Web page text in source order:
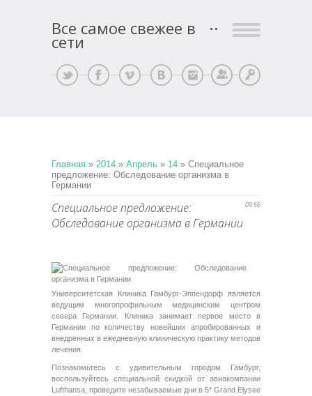
Все самое свежее в
сети
Регистрация
Главная » 2014 » Апрель » 14 » Специальное
предложение: Обследование организма в
Германии
09:56
Специальное предложение:
Обследование организма в Германии
Университетская Клиника Гамбург-Эппендорф является
ведущим многопрофильным медицинским центром
севера Германии. Клиника занимает первое место в
Германии по количеству новейших апробированных и
внедренных в ежедневную клиническую практику методов
лечения.
Познакомьтесь c удивительным городом Гамбург,
воспользуйтесь специальной скидкой от авиакомпании
Lufthansa, проведите незабываемые дни в 5* Grand Elysee